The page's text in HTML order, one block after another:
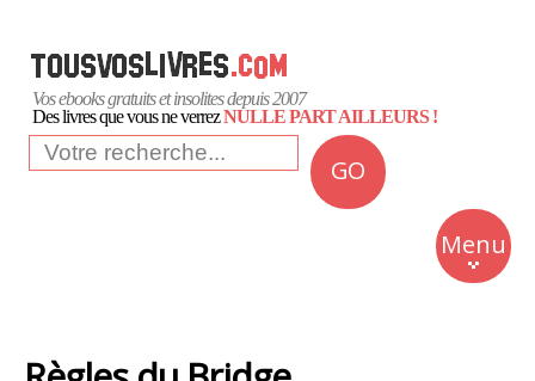
Vos ebooks gratuits et insolites depuis 2007
Des livres que vous ne verrezNULLE PART AILLEURS !
GO
Menu
Insolite
Business